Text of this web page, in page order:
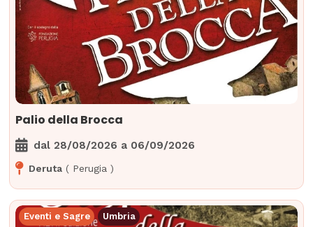
Palio della Brocca
dal28/08/2026 a 06/09/2026
Deruta ( Perugia )
Eventi e Sagre Umbria